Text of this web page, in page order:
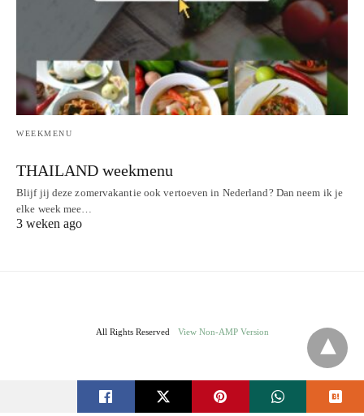
WEEKMENU
THAILAND weekmenu
Blijf jij deze zomervakantie ook vertoeven in Nederland? Dan neem ik je
elke week mee…
3 weken ago
All Rights Reserved View Non-AMP Version